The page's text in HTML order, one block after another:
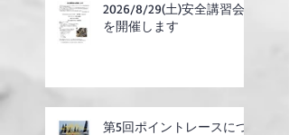
2026/8/29(土)安全講習会
を開催します
第5回ポイントレースにつ